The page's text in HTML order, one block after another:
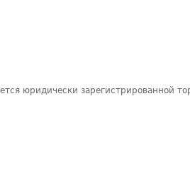
юридически зарегистрированной